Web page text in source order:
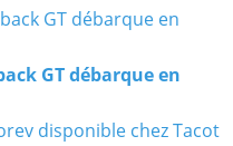
GT débarque en